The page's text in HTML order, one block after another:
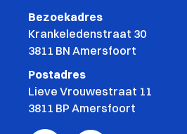
Bezoekadres
Krankeledenstraat 30
3811 BN Amersfoort
Postadres
Lieve Vrouwestraat 11
3811 BP Amersfoort